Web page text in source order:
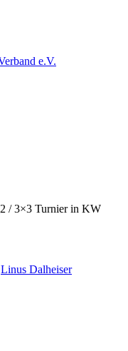
2 / 3×3 Turnier in KW
Linus Dalheiser